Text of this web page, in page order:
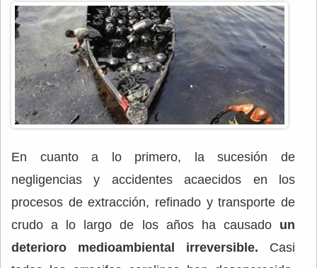
En cuanto a lo primero, la sucesión de
negligencias y accidentes acaecidos en los
procesos de extracción, refinado y transporte de
crudo a lo largo de los años ha causado un
deterioro medioambiental irreversible. Casi